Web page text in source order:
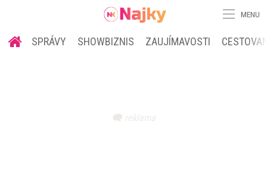
MENU
SPRÁVY SHOWBIZNIS ZAUJÍMAVOSTI